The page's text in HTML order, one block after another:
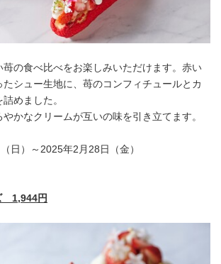
苺の食べ比べをお楽しみいただけます。赤い
シュー生地に、苺のコンフィチュールとカ
めました。
かなクリームが互いの味を引き立てます。
日）～2025年2月28日（金）
1,944円